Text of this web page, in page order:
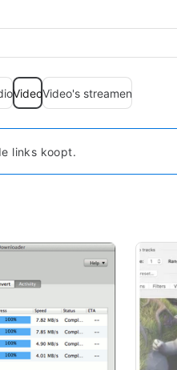
VideoVideo's streamen
links koopt.